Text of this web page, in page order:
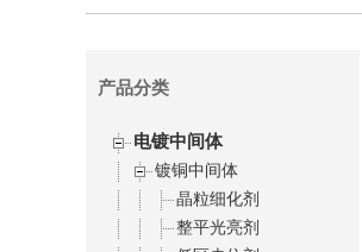
产品分类
电镀中间体
镀铜中间体
晶粒细化剂
整平光亮剂